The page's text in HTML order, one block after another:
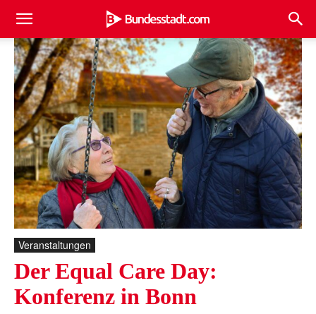
Veranstaltungen
Der Equal Care Day:
Konferenz in Bonn